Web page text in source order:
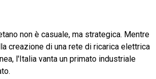
non è casuale, ma strategica. Mentre
creazione di una rete di ricarica elettrica
l'Italia vanta un primato industriale